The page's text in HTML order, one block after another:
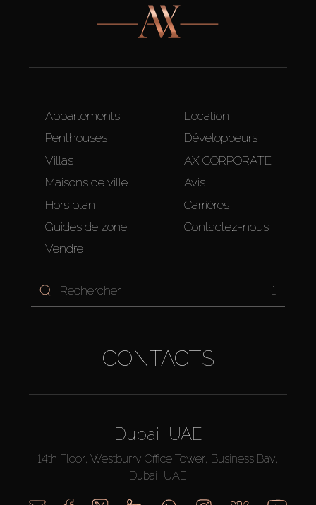
Appartements
Penthouses
Villas
Maisons de ville
Hors plan
Guides de zone
Vendre
Location
Développeurs
AX CORPORATE
Avis
Carrières
Contactez-nous
1
CONTACTS
Dubai, UAE
14th Floor, Westburry Office Tower, Business Bay,
Dubai, UAE